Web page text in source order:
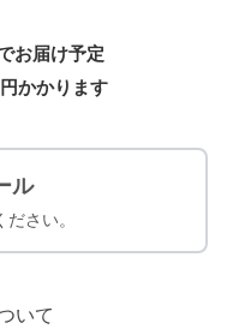
お届け予定
円かかります
ル
さい。
いて